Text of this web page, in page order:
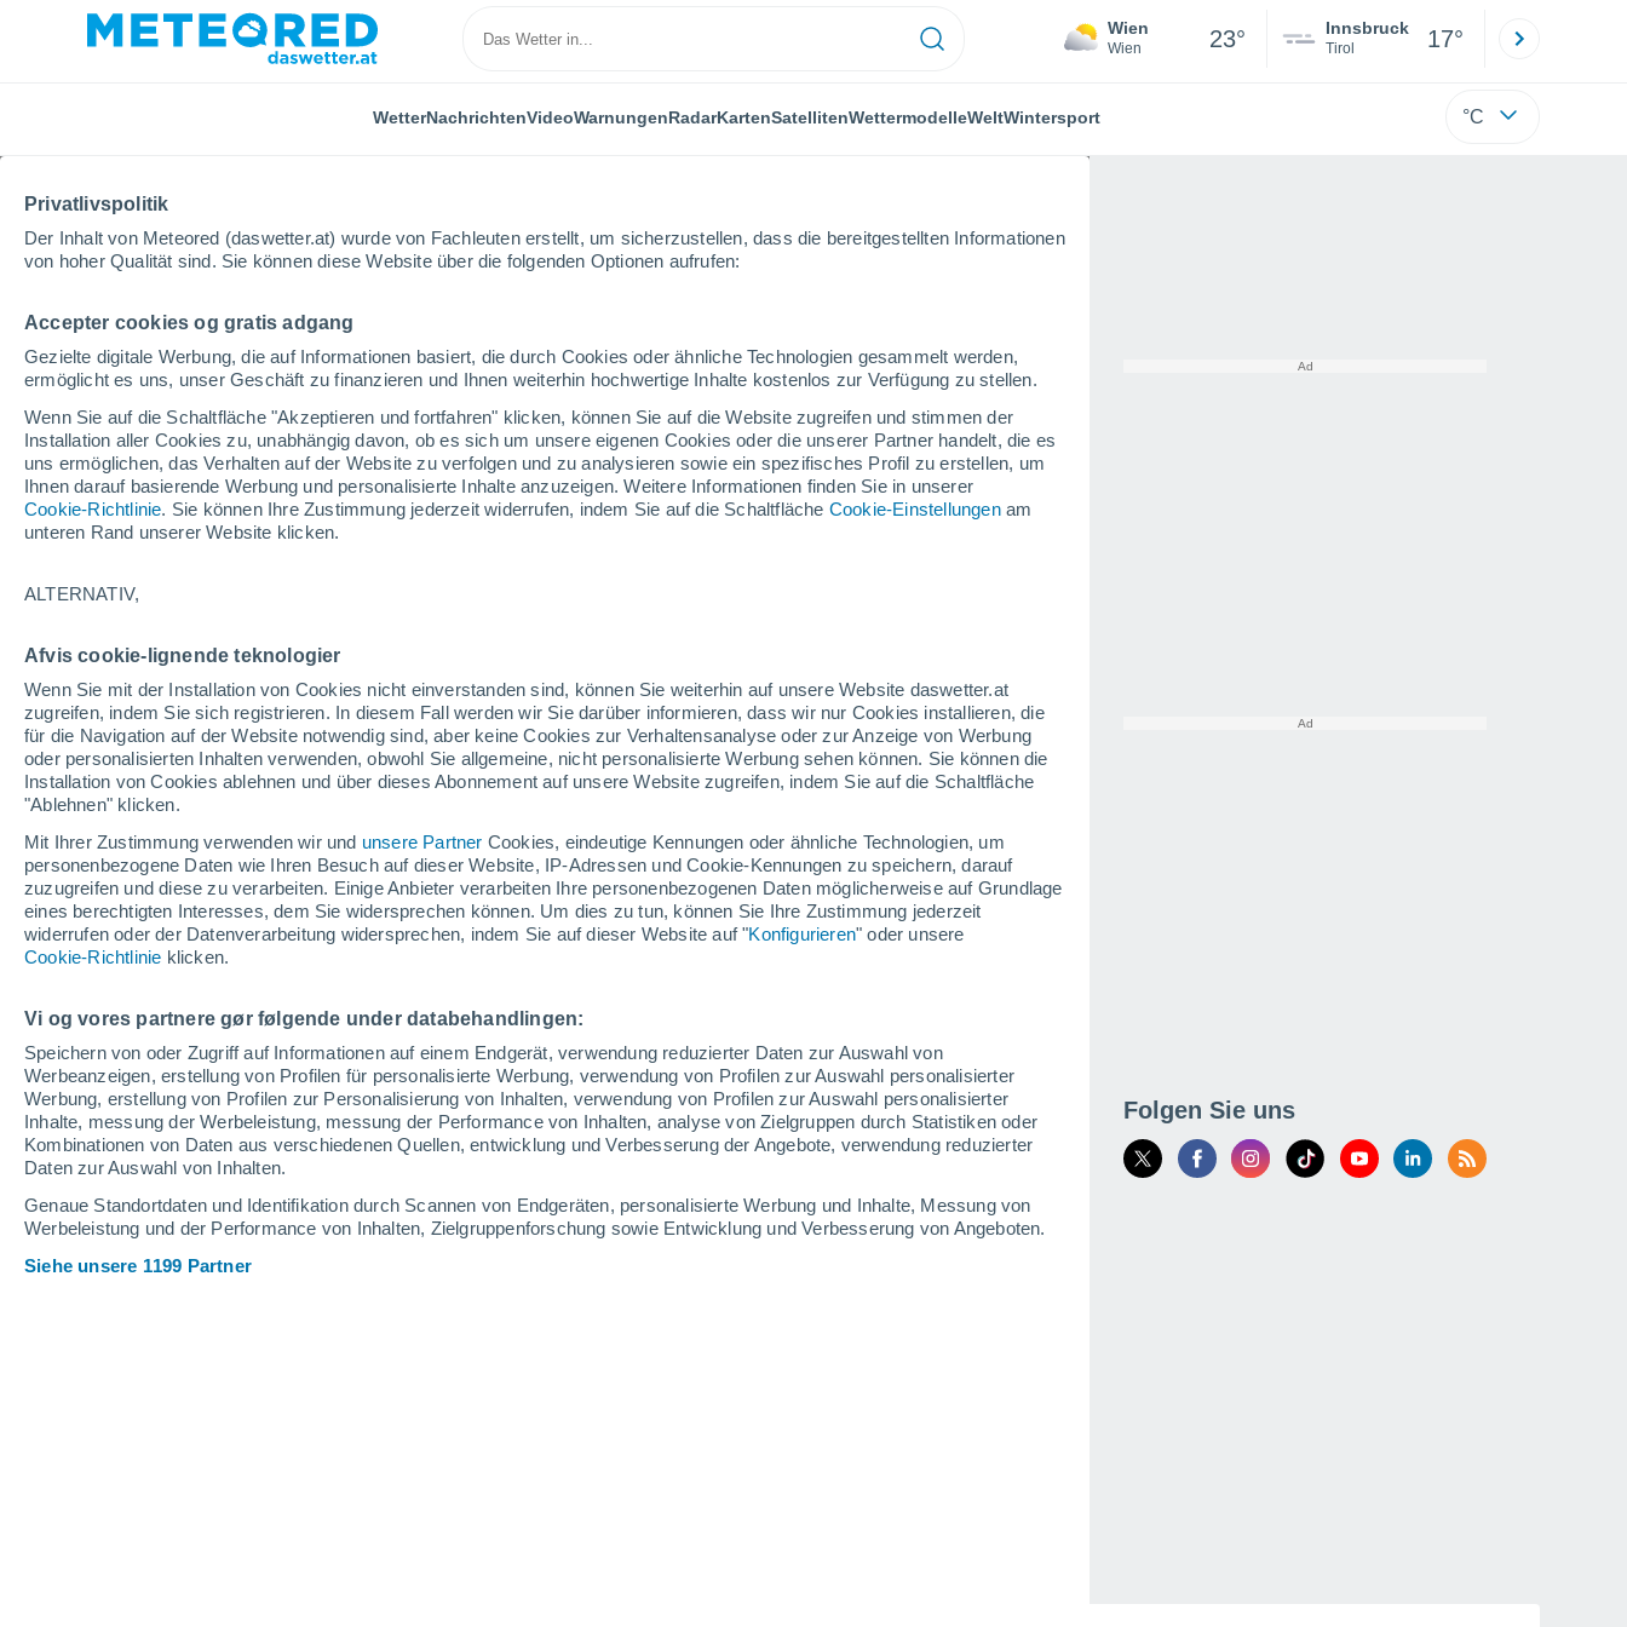
Privatlivspolitik
Der Inhalt von Meteored (daswetter.at) wurde von Fachleuten erstellt, um sicherzustellen, dass die bereitgestellten Informationen
von hoher Qualität sind. Sie können diese Website über die folgenden Optionen aufrufen:
Accepter cookies og gratis adgang
Gezielte digitale Werbung, die auf Informationen basiert, die durch Cookies oder ähnliche Technologien gesammelt werden,
ermöglicht es uns, unser Geschäft zu finanzieren und Ihnen weiterhin hochwertige Inhalte kostenlos zur Verfügung zu stellen.
Wenn Sie auf die Schaltfläche "Akzeptieren und fortfahren" klicken, können Sie auf die Website zugreifen und stimmen der
Installation aller Cookies zu, unabhängig davon, ob es sich um unsere eigenen Cookies oder die unserer Partner handelt, die es
uns ermöglichen, das Verhalten auf der Website zu verfolgen und zu analysieren sowie ein spezifisches Profil zu erstellen, um
Ihnen darauf basierende Werbung und personalisierte Inhalte anzuzeigen. Weitere Informationen finden Sie in unserer
Cookie-Richtlinie. Sie können Ihre Zustimmung jederzeit widerrufen, indem Sie auf die Schaltfläche Cookie-Einstellungenam
unteren Rand unserer Website klicken.
ALTERNATIV,
Afvis cookie-lignende teknologier
Wenn Sie mit der Installation von Cookies nicht einverstanden sind, können Sie weiterhin auf unsere Website daswetter.at
zugreifen, indem Sie sich registrieren. In diesem Fall werden wir Sie darüber informieren, dass wir nur Cookies installieren, die
für die Navigation auf der Website notwendig sind, aber keine Cookies zur Verhaltensanalyse oder zur Anzeige von Werbung
oder personalisierten Inhalten verwenden, obwohl Sie allgemeine, nicht personalisierte Werbung sehen können. Sie können die
Installation von Cookies ablehnen und über dieses Abonnement auf unsere Website zugreifen, indem Sie auf die Schaltfläche
"Ablehnen" klicken.
Mit Ihrer Zustimmung verwenden wir und unsere Partner Cookies, eindeutige Kennungen oder ähnliche Technologien, um
personenbezogene Daten wie Ihren Besuch auf dieser Website, IP-Adressen und Cookie-Kennungen zu speichern, darauf
zuzugreifen und diese zu verarbeiten. Einige Anbieter verarbeiten Ihre personenbezogenen Daten möglicherweise auf Grundlage
eines berechtigten Interesses, dem Sie widersprechen können. Um dies zu tun, können Sie Ihre Zustimmung jederzeit
widerrufen oder der Datenverarbeitung widersprechen, indem Sie auf dieser Website auf "Konfigurieren" oder unsere
Cookie-Richtlinie klicken.
Vi og vores partnere gør følgende under databehandlingen:
Speichern von oder Zugriff auf Informationen auf einem Endgerät, verwendung reduzierter Daten zur Auswahl von
Werbeanzeigen, erstellung von Profilen für personalisierte Werbung, verwendung von Profilen zur Auswahl personalisierter
Werbung, erstellung von Profilen zur Personalisierung von Inhalten, verwendung von Profilen zur Auswahl personalisierter
Inhalte, messung der Werbeleistung, messung der Performance von Inhalten, analyse von Zielgruppen durch Statistiken oder
Kombinationen von Daten aus verschiedenen Quellen, entwicklung und Verbesserung der Angebote, verwendung reduzierter
Daten zur Auswahl von Inhalten.
Genaue Standortdaten und Identifikation durch Scannen von Endgeräten, personalisierte Werbung und Inhalte, Messung von
Werbeleistung und der Performance von Inhalten, Zielgruppenforschung sowie Entwicklung und Verbesserung von Angeboten.
Siehe unsere 1199 Partner
Wien
Wien 23° Innsbruck
Tirol 17°
WetterNachrichtenVideoWarnungenRadarKartenSatellitenWettermodelleWeltWintersport °C
Home Schweiz Valais
Wetter für Valais
Heute, 7. August Tageswetter Symbole
18°
Sion
23°
9°
Leukerbad
Monthey
18°
Folgen Sie uns